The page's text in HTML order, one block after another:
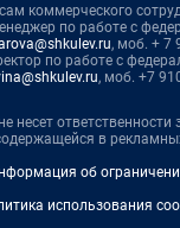
коммерческого
по работе с
, моб. + 7
по работе с
, моб. +7
несет ответственности
в
об
использования